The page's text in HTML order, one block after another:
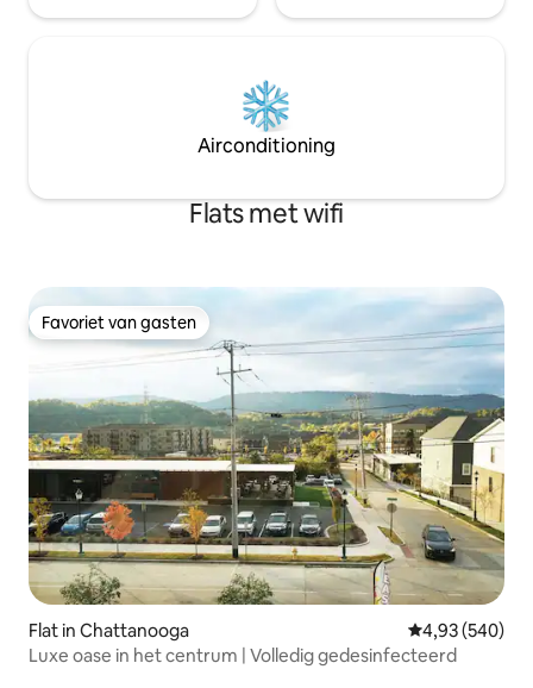
Airconditioning
Flats met wifi
Favoriet van gasten
Favoriet van gasten
Flat in Chattanooga Gemiddelde
4,93 (540)
Luxe oase in het centrum | Volledig gedesinfecteerd